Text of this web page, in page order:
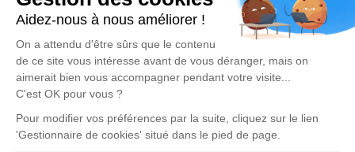
poèmes ou des textes. Cet endroit est un lieu
d'expression dédié à honorer la mémoire de Violette
FAUX.
Un service de plantation d’arbre hommage est
disponible ici.
Je rends hommage